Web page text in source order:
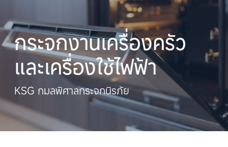
กระจกงานเครื่องครัว
และเครื่องใช้ไฟฟ้า
KSG กมลพิศาลกระจกนิรภัย